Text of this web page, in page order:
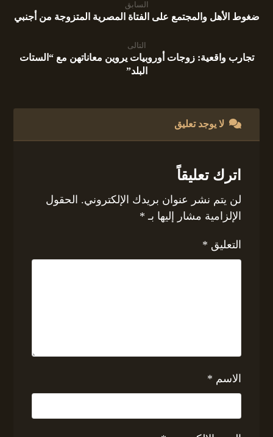
السابق
ضغوط الأهل والمجتمع على الفتاة المصرية المتزوجة من أجنبي
التالى
تجارب واقعية: زوجات أوروبيات يروين معاناتهن مع “الستات
البلد”
لا يوجد تعليق
اترك تعليقاً
لن يتم نشر عنوان بريدك الإلكتروني. الحقول
الإلزامية مشار إليها بـ *
التعليق *
الاسم *